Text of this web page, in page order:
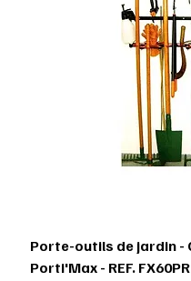
Porte-outils de jardin -
Porti'Max - REF. FX60PR